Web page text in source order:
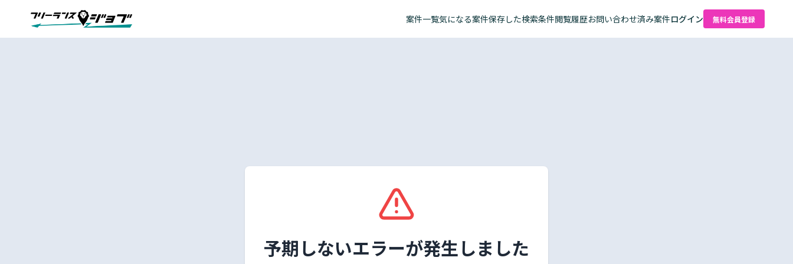
案件一覧気になる案件保存した検索条件閲覧履歴お問い合わせ済み案件ログイン 無料会員登録
予期しないエラーが発生しました